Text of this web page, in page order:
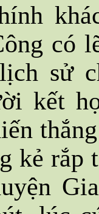
có
sử
kết
kẻ rắp